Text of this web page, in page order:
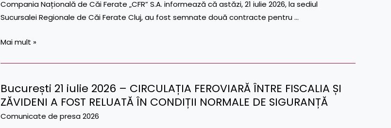
SĂCUENI
ROMAN
GALBENI
Compania Națională de Căi Ferate „CFR” S.A. informează că astăzi, 21 iulie 2026, la sediul
Sucursalei Regionale de Căi Ferate Cluj, au fost semnate două contracte pentru …
SEMNAT
CONTRACTE
PESTE
MILIOANE
DE
LEI
Mai mult »
București 21 iulie 2026 – CIRCULAȚIA FEROVIARĂ ÎNTRE FISCALIA ȘI
ZĂVIDENI A FOST RELUATĂ ÎN CONDIȚII NORMALE DE SIGURANȚĂ
Comunicate de presa 2026
București
21
iulie